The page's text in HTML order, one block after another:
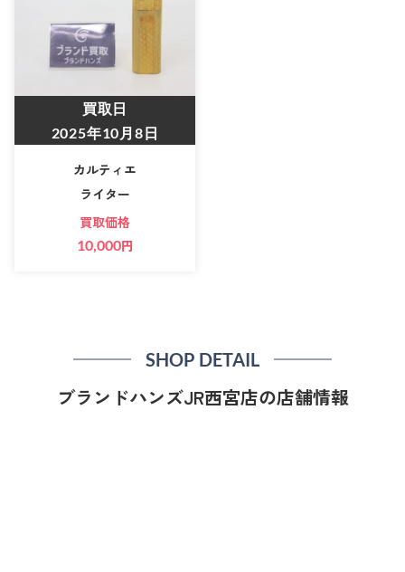
買取日
2025年10月8日
カルティエ
ライター
買取価格
10,000円
SHOP DETAIL
ブランドハンズJR西宮店の店舗情報